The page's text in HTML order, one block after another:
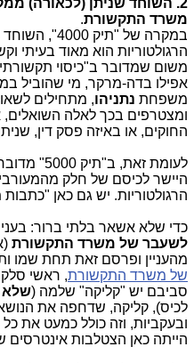
2. השוחד שניתן (לכאורה)
משרד התקשורת.
במקרה של
הרגולטוריות הוא מאוד בעיתי
משום שמדובר ב"כיסוי
אפילו בדה-מרקר, מי שהוביל
משפחת נתניהו, מתחילים
ומצטרפים בכך לאלה
החוקים, או באיזה פסק דין,
לעומת זאת, ב"תיק 5000" מדובר
היישר לכיסם של חלק
הרגולטוריות. יש גם כאן
כדי שלא אשאר בלתי ברור:
לשעבר של משרד התקשורת
מהעניין ופרסם זאת תחת שמו
של משרד התקשורת, ראשי
סביבם יש "קליקה" שלמה (שלא
לכיס), קליקה, שדחפה את
ובעקביות, וזה כולל כמעט את
הייתה כאן הצטלבות אינטרסים של 2